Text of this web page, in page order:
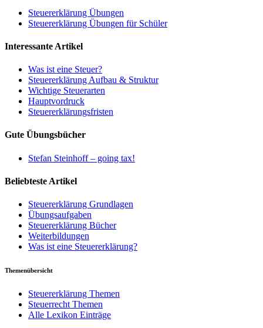
Steuererklärung Übungen
Steuererklärung Übungen für Schüler
Interessante Artikel
Was ist eine Steuer?
Steuererklärung Aufbau & Struktur
Wichtige Steuerarten
Hauptvordruck
Steuererklärungsfristen
Gute Übungsbücher
Stefan Steinhoff – going tax!
Beliebteste Artikel
Steuererklärung Grundlagen
Übungsaufgaben
Steuererklärung Bücher
Weiterbildungen
Was ist eine Steuererklärung?
Themenübersicht
Steuererklärung Themen
Steuerrecht Themen
Alle Lexikon Einträge